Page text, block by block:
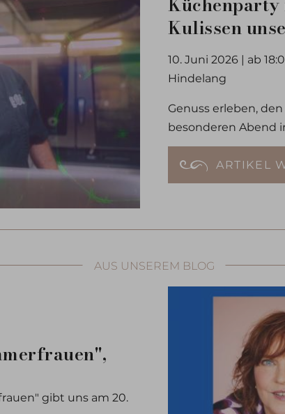
Kulissen
10. Juni 2026 | ab
Hindelang
Genuss erleben,
besonderen Abend
ARTIKEL
AUS UNSEREM BLOG
gibt uns am 20.